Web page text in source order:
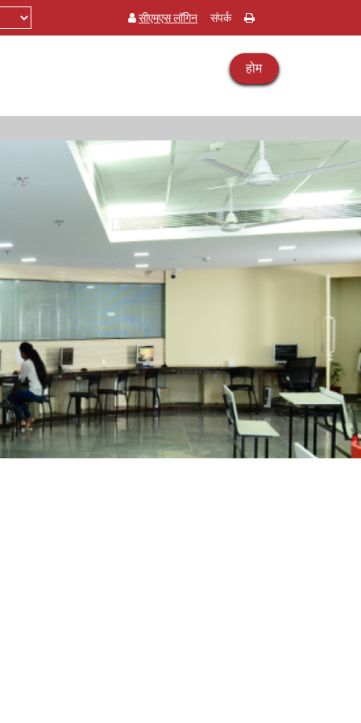
सीएमएस लॉगिन संपर्क
होम